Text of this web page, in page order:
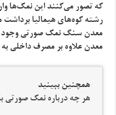
که تصور می‌کنند این نمک‌ها
رشته کوه‌های هیمالیا برداشت
معدن سنگ نمک صورتی وجود
معدن علاوه بر مصرف داخلی
همچنین ببینید
هر چه درباره نمک صورتی